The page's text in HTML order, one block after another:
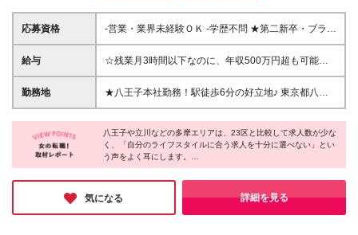
応募資格
‐営業・業界未経験ＯＫ ‐学歴不問 ★第二新卒・ブラン
クをお持ちの方も大歓迎！
給与
☆残業月3時間以下なのに、年収500万円超も可能！
☆インセンティブ年3回あり！1名入社で2万円～5万
円支給 ☆年間インセンティブ額は100万円～200万円
定します ※上記額にはみなし残業代（10時間分・
17,500円～22,000円）を含みます。 超過分は全額
支給いたします。 ※試用期間3ヶ月あり（期間中の雇
勤務地
★八王子本社勤務！駅徒歩6分の好立地♪ 東京都八王
子市横山町11-2 金子ビル5F (変更の範囲)上記を除く
当社関連勤務地
八王子や立川などの多摩エリアは、23区と比較して求人数が少な
く、「自分のライフスタイルに合う求人を十分に選べない」とい
う声をよく耳にします。
その点、同社は【八王子駅チカの本社オフィス勤務】で、通勤ス
トレスを大幅に軽減できる上、土日祝休みで残業月3時間以下。
オフィスカジュアルで自分らしく働けて、有給消化率は80％超。
地元でご自身のライフワークに合わせたお仕事を求めている方に
ピッタリの会社だと思います。
気になる 詳細を見る